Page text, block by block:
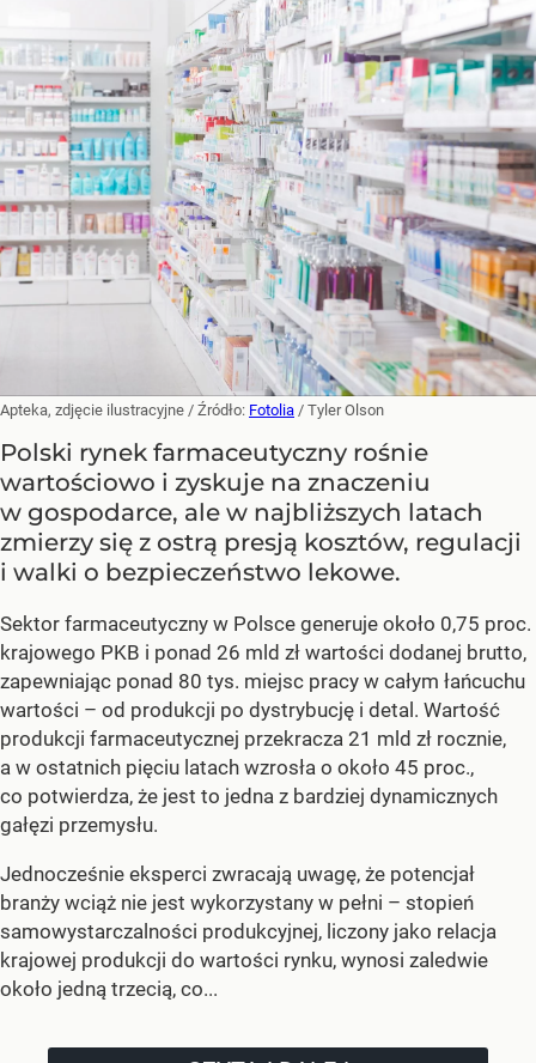
Apteka, zdjęcie ilustracyjne / Źródło: Fotolia / Tyler Olson
Polski rynek farmaceutyczny rośnie
wartościowo i zyskuje na znaczeniu
w gospodarce, ale w najbliższych latach
zmierzy się z ostrą presją kosztów, regulacji
i walki o bezpieczeństwo lekowe.
Sektor farmaceutyczny w Polsce generuje około 0,75 proc.
krajowego PKB i ponad 26 mld zł wartości dodanej brutto,
zapewniając ponad 80 tys. miejsc pracy w całym łańcuchu
wartości – od produkcji po dystrybucję i detal. Wartość
produkcji farmaceutycznej przekracza 21 mld zł rocznie,
a w ostatnich pięciu latach wzrosła o około 45 proc.,
co potwierdza, że jest to jedna z bardziej dynamicznych
gałęzi przemysłu.
Jednocześnie eksperci zwracają uwagę, że potencjał
branży wciąż nie jest wykorzystany w pełni – stopień
samowystarczalności produkcyjnej, liczony jako relacja
krajowej produkcji do wartości rynku, wynosi zaledwie
około jedną trzecią, co...